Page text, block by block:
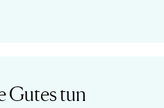
Gutes tun